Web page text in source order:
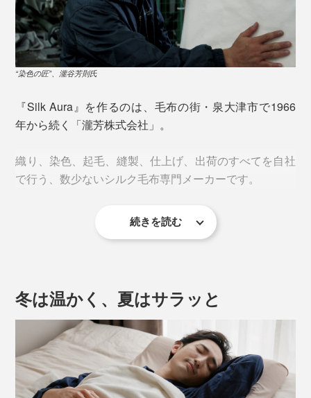
ます。
ロールブラシのような起毛針でブラッシングするごと
の緻密な工程を経て、肌ざわりは極限までなめらかに。
毛布に命が吹き込まれます。
同じシルクを使ったとしても、“起毛の匠”の手にかかる
と、仕上がりには歴然とした差が。
“染色の匠”、瀧谷芳則氏
『Silk Aura』を作るのは、毛布の街・泉大津市で1966
年から続く「瀧芳株式会社」。
織り、染色、起毛、縫製、仕上げ、出荷のすべてを自社
で行う、数少ないシルク毛布専門メーカーです。
細く繊細なシルク糸で織り上げることができるのは、1
台の機械で1日当たり、たった8m（約3枚分）。
続きを読む
冬は温かく、夏はサラッと